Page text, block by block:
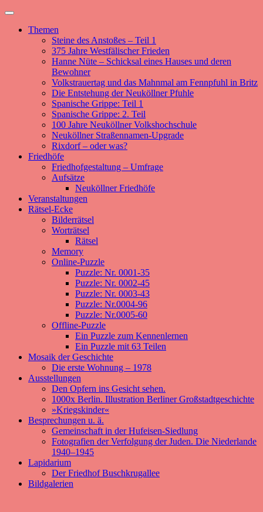
Zum
springen
Primäres
Themen
Steine des Anstoßes – Teil 1
375 Jahre Westfälischer Frieden
Hanne Nüte – Schicksal eines Hauses und deren
Bewohner
Volkstrauertag und das Mahnmal am Fennpfuhl in Britz
Die Entstehung der Neuköllner Pfuhle
Spanische Grippe: Teil 1
Spanische Grippe: 2. Teil
100 Jahre Neuköllner Volkshochschule
Neuköllner Straßennamen-Upgrade
Rixdorf – oder was?
Friedhöfe
Friedhofgestaltung – Umfrage
Aufsätze
Neuköllner Friedhöfe
Veranstaltungen
Rätsel-Ecke
Bilderrätsel
Worträtsel
Rätsel
Memory
Online-Puzzle
Puzzle: Nr. 0001-35
Puzzle: Nr. 0002-45
Puzzle: Nr. 0003-43
Puzzle: Nr.0004-96
Puzzle: Nr.0005-60
Offline-Puzzle
Ein Puzzle zum Kennenlernen
Ein Puzzle mit 63 Teilen
Mosaik der Geschichte
Die erste Wohnung – 1978
Ausstellungen
Den Opfern ins Gesicht sehen.
1000x Berlin. Illustration Berliner Großstadtgeschichte
»Kriegskinder«
Besprechungen u. ä.
Gemeinschaft in der Hufeisen-Siedlung
Fotografien der Verfolgung der Juden. Die Niederlande
1940–1945
Lapidarium
Der Friedhof Buschkrugallee
Bildgalerien